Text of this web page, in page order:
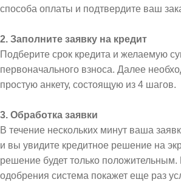
способа оплаты и подтвердите ваш
2. Заполните заявку на кредит
Подберите срок кредита и желаемую
первоначального взноса. Далее
простую анкету, состоящую из 4 шагов.
3. Обработка заявки
В течение нескольких минут ваша
и вы увидите кредитное решение на
решение будет только
одобрения система покажет еще раз